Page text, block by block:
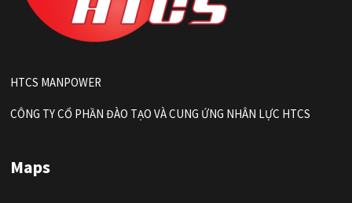
HTCS MANPOWER
CÔNG TY CỔ PHẦN ĐÀO TẠO VÀ CUNG ỨNG NHÂN LỰC HTCS
Maps